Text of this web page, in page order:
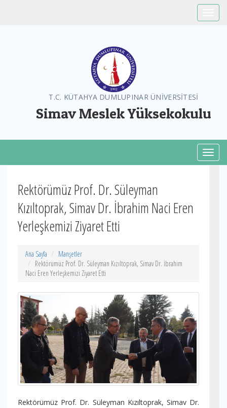
T.C. KÜTAHYA DUMLUPINAR ÜNİVERSİTESİ
Simav Meslek Yüksekokulu
Rektörümüz Prof. Dr. Süleyman
Kızıltoprak, Simav Dr. İbrahim Naci Eren
Yerleşkemizi Ziyaret Etti
Ana Sayfa
Manşetler
Rektörümüz Prof. Dr. Süleyman Kızıltoprak, Simav Dr. İbrahim
Naci Eren Yerleşkemizi Ziyaret Etti
Rektörümüz Prof. Dr. Süleyman Kızıltoprak, Simav Dr.